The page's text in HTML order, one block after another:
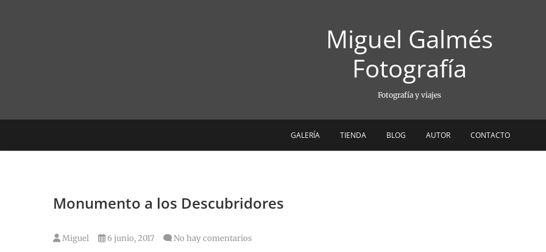
Miguel Galmés
Fotografía
Fotografía y viajes
GALERÍA TIENDA BLOG AUTOR CONTACTO
Monumento a los Descubridores
Miguel 6 junio, 2017 No hay comentarios